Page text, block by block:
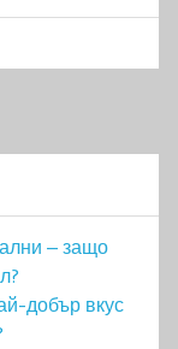
– защо
добър вкус